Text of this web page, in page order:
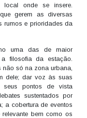
local onde se insere.
gerem as diversas
rumos e prioridades da
uma das de maior
filosofia da estação.
só na zona urbana,
dele; dar voz às suas
seus pontos de vista
sustentados por
a cobertura de eventos
relevante bem como os